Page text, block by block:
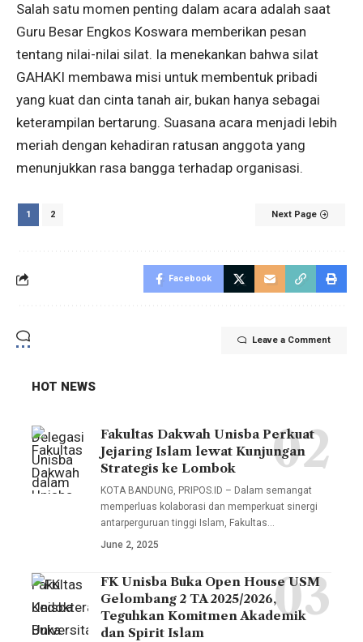
Salah satu momen penting dalam acara adalah saat
Guru Besar Engkos Koswara memberikan pesan
tentang nilai-nilai silat. Ia menekankan bahwa silat
GAHAKI membawa misi untuk membentuk pribadi
yang kuat dan cinta tanah air, bukan hanya sebagai
keterampilan bertarung. Suasana acara menjadi lebih
meriah dengan kehadiran ratusan anggota yang
menunjukkan rasa bangga terhadap organisasi.
1 2 Next Page
Facebook
Leave a Comment
HOT NEWS
Delegasi
Unisba
dalam
sejumlah
Fakultas Dakwah Unisba Perkuat
Jejaring Islam lewat Kunjungan
Strategis ke Lombok
KOTA BANDUNG, PRIPOS.ID – Dalam semangat
memperluas kolaborasi dan memperkuat sinergi
antarperguruan tinggi Islam, Fakultas…
June 2, 2025
Fakultas
Kedokteran
Universitas
FK Unisba Buka Open House USM
Gelombang 2 TA 2025/2026,
Teguhkan Komitmen Akademik
dan Spirit Islam